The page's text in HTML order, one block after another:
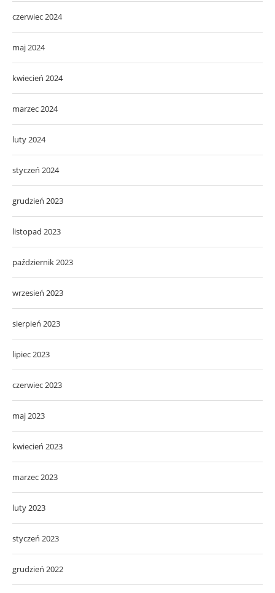
czerwiec 2024
maj 2024
kwiecień 2024
marzec 2024
luty 2024
styczeń 2024
grudzień 2023
listopad 2023
październik 2023
wrzesień 2023
sierpień 2023
lipiec 2023
czerwiec 2023
maj 2023
kwiecień 2023
marzec 2023
luty 2023
styczeń 2023
grudzień 2022